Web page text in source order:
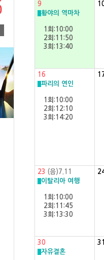
9
황야의 역마차
1회:10:00
2회:11:50
3회:13:40
16
파리의 연인
1회:10:00
2회:12:10
3회:14:20
23 (음)7.11
이탈리아 여행
1회:10:00
2회:11:45
3회:13:30
30
자유결혼